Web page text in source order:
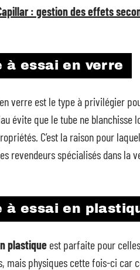
: gestion des effets
à essai en verre
verre est le type à privilégier
évite que le tube ne blanchisse
C’est la raison pour
revendeurs spécialisés dans la
à essai en
plastique est parfaite pour
mais physiques cette fois-ci car